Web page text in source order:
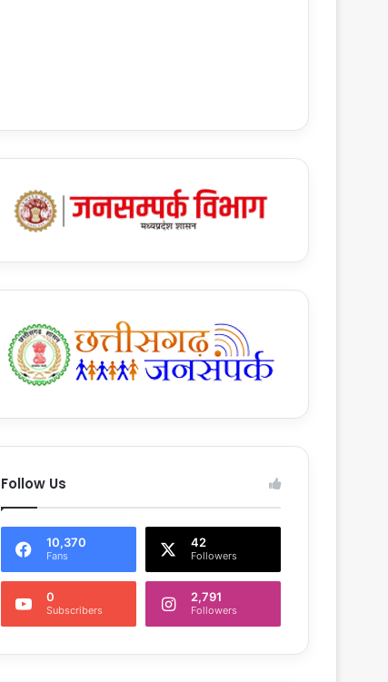
Follow Us
10,370
Fans
42
Followers
0
Subscribers
2,791
Followers